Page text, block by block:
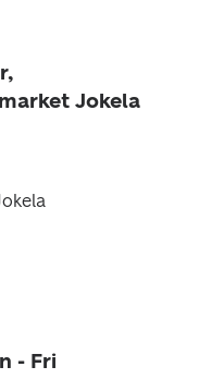
Jokela
- Fri